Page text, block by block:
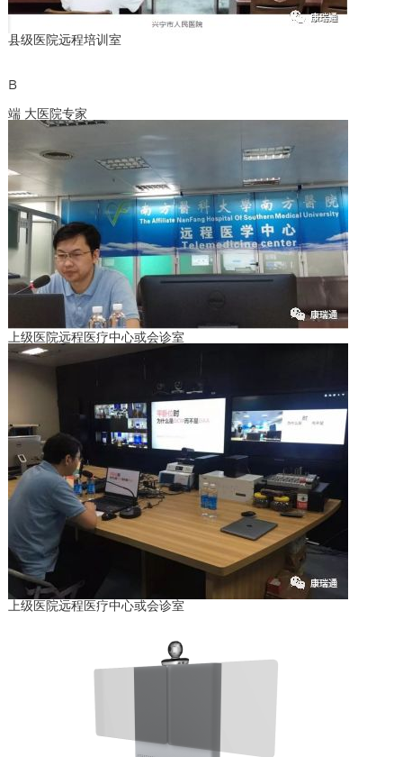
县级医院远程培训室
B
端 大医院专家
上级医院远程医疗中心或会诊室
上级医院远程医疗中心或会诊室